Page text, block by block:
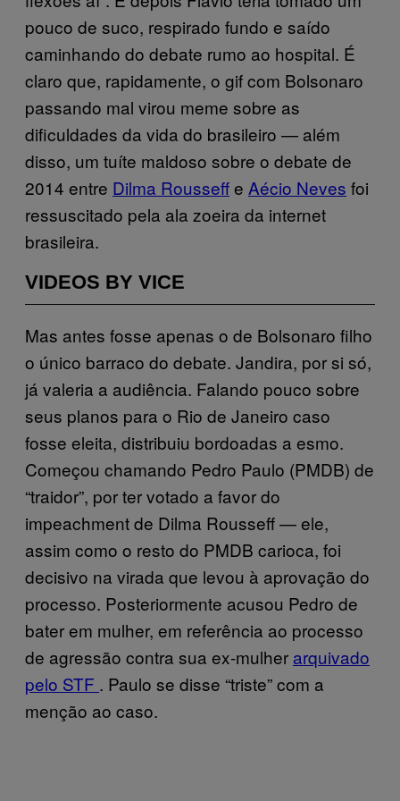
pouco de suco, respirado fundo e saído
caminhando do debate rumo ao hospital. É
claro que, rapidamente, o gif com Bolsonaro
passando mal virou meme sobre as
dificuldades da vida do brasileiro — além
disso, um tuíte maldoso sobre o debate de
2014 entre Dilma Rousseffe Aécio Neves foi
ressuscitado pela ala zoeira da internet
brasileira.
VIDEOS BY VICE
Mas antes fosse apenas o de Bolsonaro filho
o único barraco do debate. Jandira, por si só,
já valeria a audiência. Falando pouco sobre
seus planos para o Rio de Janeiro caso
fosse eleita, distribuiu bordoadas a esmo.
Começou chamando Pedro Paulo (PMDB) de
“traidor”, por ter votado a favor do
impeachment de Dilma Rousseff — ele,
assim como o resto do PMDB carioca, foi
decisivo na virada que levou à aprovação do
processo. Posteriormente acusou Pedro de
bater em mulher, em referência ao processo
de agressão contra sua ex-mulher arquivado
pelo STF . Paulo se disse “triste” com a
menção ao caso.